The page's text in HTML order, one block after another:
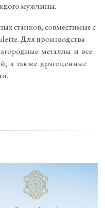
мужчины.
станков, совместимые с
Для производства
металлы и все
а также драгоценные